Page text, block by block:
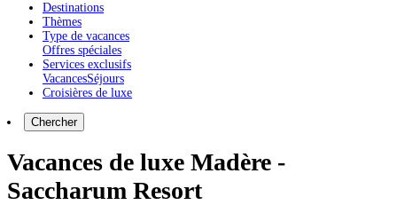
Destinations
Thèmes
Type de vacances
Offres spéciales
Services exclusifs
VacancesSéjours
Croisières de luxe
Chercher
Vacances de luxe Madère -
Saccharum Resort